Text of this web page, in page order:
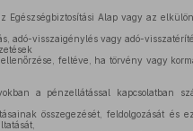
Egészségbiztosítási Alap vagy az
adó-visszaigénylés vagy adó-
feltéve, ha törvény vagy
a pénzellátással kapcsolatban
összegezését, feldolgozását és